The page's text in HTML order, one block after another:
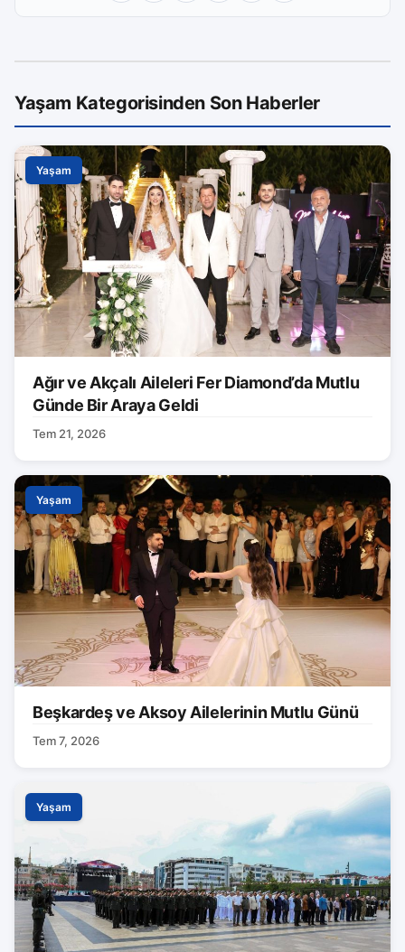
Yaşam Kategorisinden Son Haberler
Yaşam
Ağır ve Akçalı Aileleri Fer Diamond’da Mutlu
Günde Bir Araya Geldi
Tem 21, 2026
Yaşam
Beşkardeş ve Aksoy Ailelerinin Mutlu Günü
Tem 7, 2026
Yaşam